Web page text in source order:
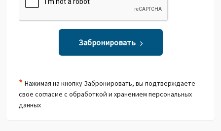
* Нажимая на кнопку Забронировать, вы подтверждаете
свое согласие с обработкой и хранением персональных
данных
Забронировать